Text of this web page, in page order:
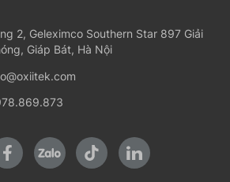
2, Geleximco Southern Star 897 Giải
Giáp Bát, Hà Nội